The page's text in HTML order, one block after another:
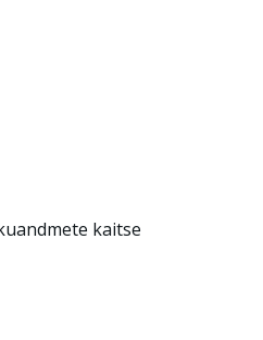
kaitse